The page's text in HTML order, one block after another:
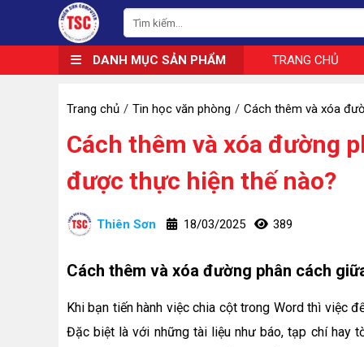
DANH MỤC SẢN PHẨM TRANG CHỦ
Trang chủ Tin học văn phòng Cách thêm và xóa
Cách thêm và xóa đường
được thực hiện thế nào?
Thiên Sơn 18/03/2025 389
Cách thêm và xóa đường phân cách
Khi bạn tiến hành việc chia cột trong Word thì việc
Đặc biệt là với những tài liệu như báo, tạp chí hay